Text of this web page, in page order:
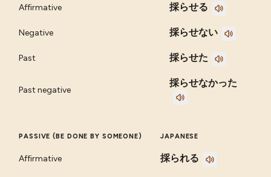
Affirmative 採らせる
Negative 採らせない
Past 採らせた
Past negative
採らせなかった
PASSIVE (BE DONE BY SOMEONE) JAPANESE
Affirmative 採られる